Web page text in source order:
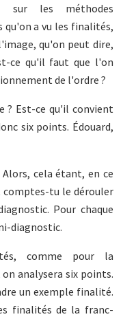
les méthodes
qu'on a vu les finalités,
qu'on peut dire,
ce qu'il faut que l'on
de l'ordre ?
? Est-ce qu'il convient
six points. Édouard,
cela étant, en ce
comptes-tu le dérouler
Pour chaque
diagnostic.
comme pour la
analysera six points.
un exemple finalité.
finalités de la franc-